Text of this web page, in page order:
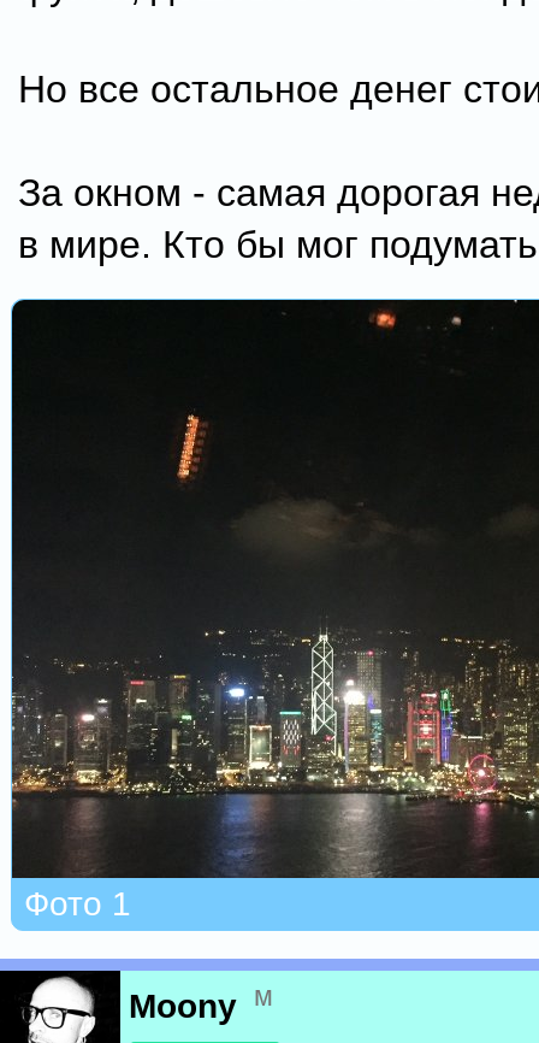
Но все остальное денег
За окном - самая дорогая
в мире. Кто бы мог
Фото 1
Moony м